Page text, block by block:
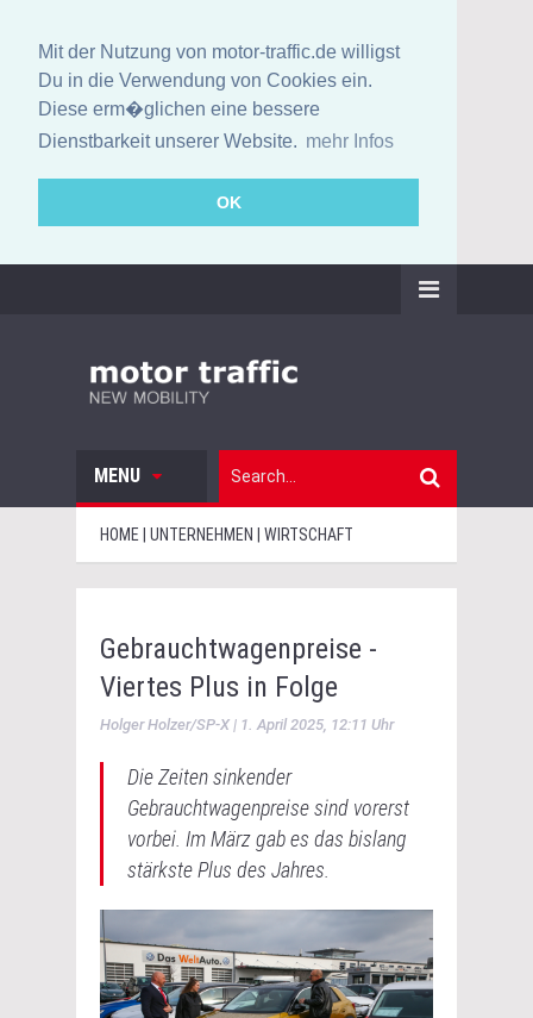
Mit der Nutzung von motor-traffic.de willigst
Du in die Verwendung von Cookies ein.
Diese erm�glichen eine bessere
Dienstbarkeit unserer Website. mehr Infos
OK
MENU
HOME | UNTERNEHMEN | WIRTSCHAFT
Gebrauchtwagenpreise -
Viertes Plus in Folge
Holger Holzer/SP-X | 1. April 2025, 12:11 Uhr
Die Zeiten sinkender
Gebrauchtwagenpreise sind vorerst
vorbei. Im März gab es das bislang
stärkste Plus des Jahres.